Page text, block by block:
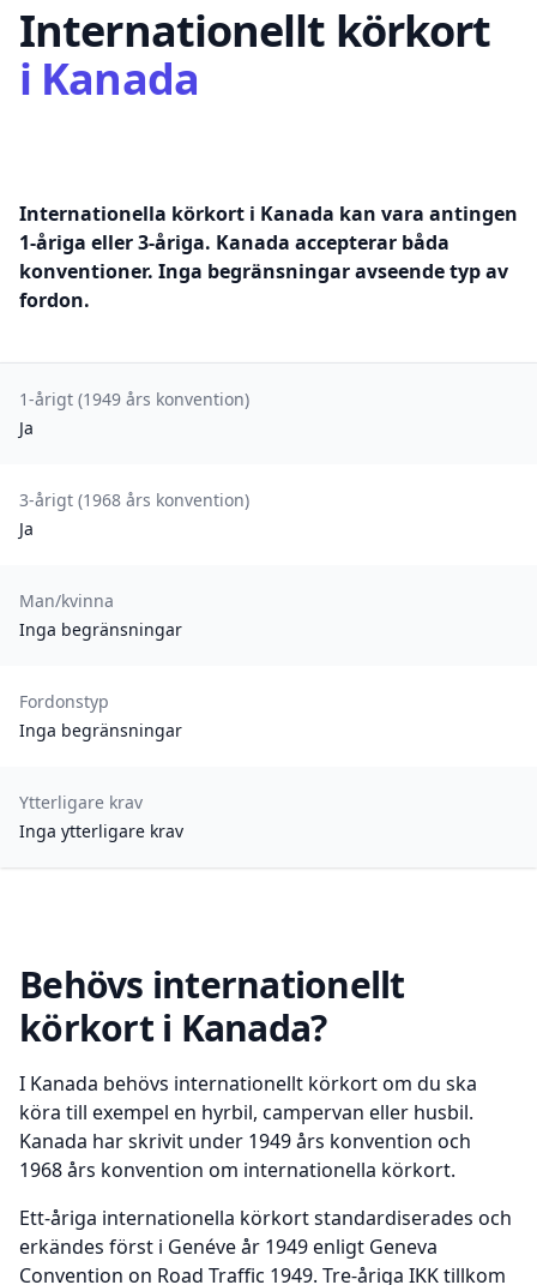
Internationellt körkort
i Kanada
Internationella körkort i Kanada kan vara antingen
1-åriga eller 3-åriga. Kanada accepterar båda
konventioner. Inga begränsningar avseende typ av
fordon.
1-årigt (1949 års konvention)
Ja
3-årigt (1968 års konvention)
Ja
Man/kvinna
Inga begränsningar
Fordonstyp
Inga begränsningar
Ytterligare krav
Inga ytterligare krav
Behövs internationellt
körkort i Kanada?
I Kanada behövs internationellt körkort om du ska
köra till exempel en hyrbil, campervan eller husbil.
Kanada har skrivit under 1949 års konvention och
1968 års konvention om internationella körkort.
Ett-åriga internationella körkort standardiserades och
erkändes först i Genéve år 1949 enligt Geneva
Convention on Road Traffic 1949. Tre-åriga IKK tillkom